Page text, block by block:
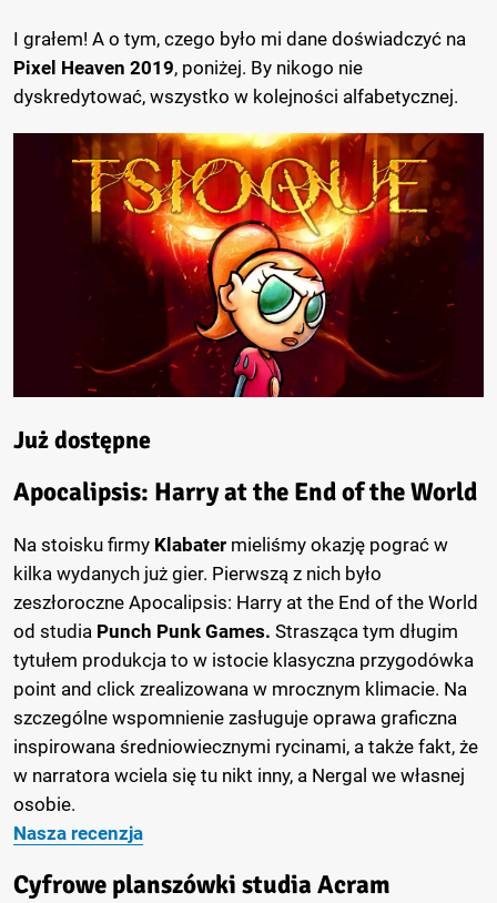
I grałem! A o tym, czego było mi dane doświadczyć na
Pixel Heaven 2019, poniżej. By nikogo nie
dyskredytować, wszystko w kolejności alfabetycznej.
Już dostępne
Apocalipsis: Harry at the End of the World
Na stoisku firmy Klabater mieliśmy okazję pograć w
kilka wydanych już gier. Pierwszą z nich było
zeszłoroczne Apocalipsis: Harry at the End of the World
od studia Punch Punk Games. Strasząca tym długim
tytułem produkcja to w istocie klasyczna przygodówka
point and click zrealizowana w mrocznym klimacie. Na
szczególne wspomnienie zasługuje oprawa graficzna
inspirowana średniowiecznymi rycinami, a także fakt, że
w narratora wciela się tu nikt inny, a Nergal we własnej
osobie.
Nasza recenzja
Cyfrowe planszówki studia Acram